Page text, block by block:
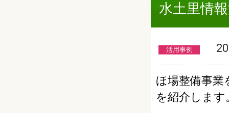
水土里情
活用事例
ほ場整備事業
を紹介します